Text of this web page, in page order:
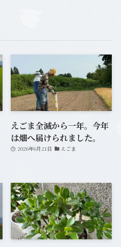
えごま全滅から一年。今年
は畑へ届けられました。
2026年6月21日 えごま